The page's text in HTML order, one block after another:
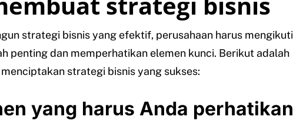
strategi bisnis yang efektif, perusahaan harus mengikuti
penting dan memperhatikan elemen kunci. Berikut adalah
strategi bisnis yang sukses:
yang harus Anda perhatikan